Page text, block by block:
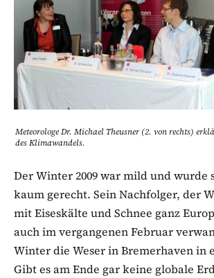
Meteorologe Dr. Michael Theusner (2. von rechts)
des Klimawandels.
Der Winter 2009 war mild und wurde
kaum gerecht. Sein Nachfolger, der
mit Eiseskälte und Schnee ganz
auch im vergangenen Februar
Winter die Weser in Bremerhaven in
Gibt es am Ende gar keine globale